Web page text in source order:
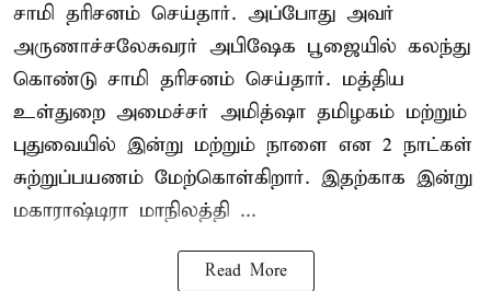
சாமி தரிசனம் செய்தார். அப்போது அவர்
அருணாச்சலேசுவரர் அபிஷேக பூஜையில் கலந்து
கொண்டு சாமி தரிசனம் செய்தார். மத்திய
உள்துறை அமைச்சர் அமித்ஷா தமிழகம் மற்றும்
புதுவையில் இன்று மற்றும் நாளை என 2 நாட்கள்
சுற்றுப்பயணம் மேற்கொள்கிறார். இதற்காக இன்று
மகாராஷ்டிரா மாநிலத்தி ...
Read More